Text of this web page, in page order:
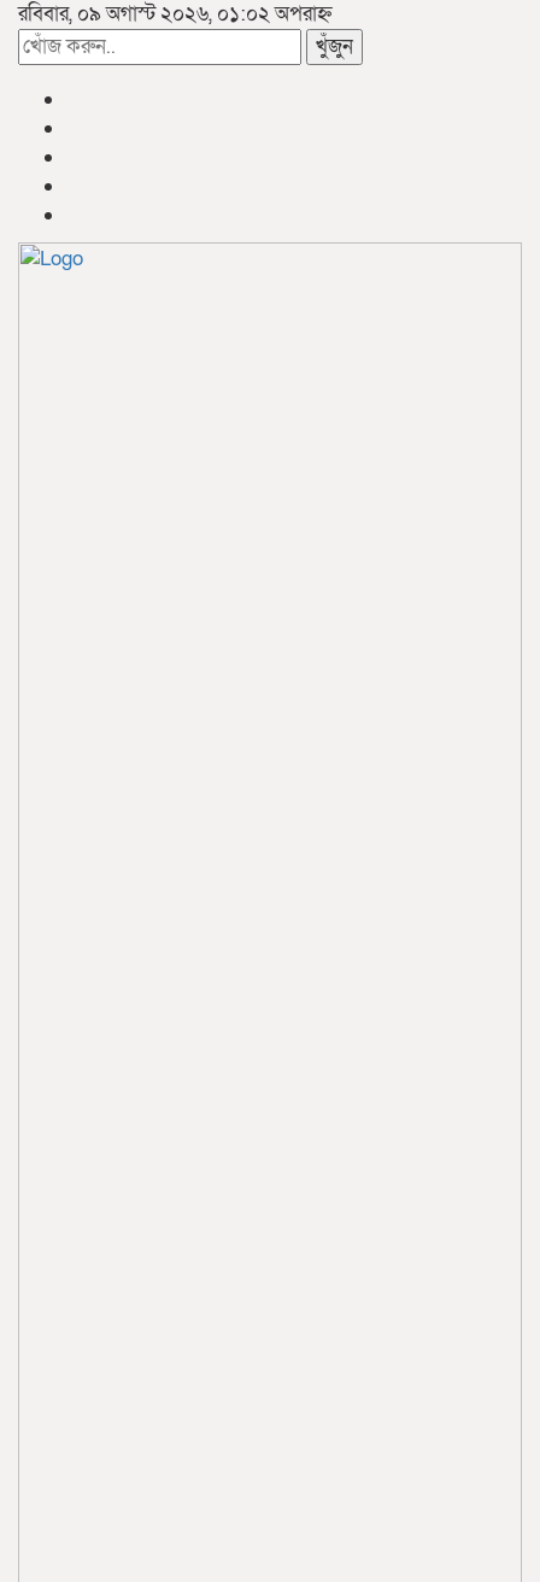
রবিবার, ০৯ অগাস্ট ২০২৬, ০১:০২ অপরাহ্ন
খুঁজুন